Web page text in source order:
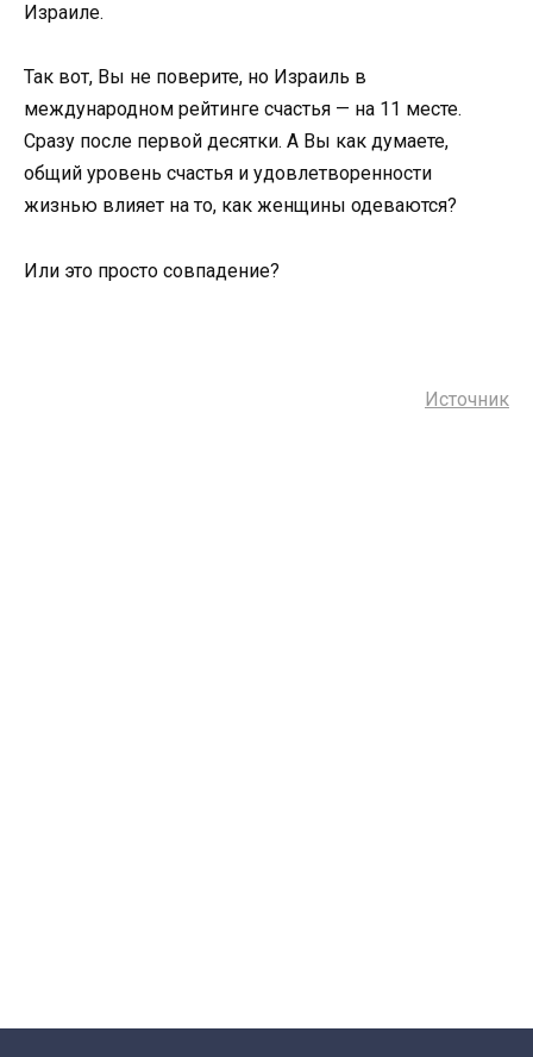
Израиле.
Так вот, Вы не поверите, но Израиль в
международном рейтинге счастья — на 11 месте.
Сразу после первой десятки. А Вы как думаете,
общий уровень счастья и удовлетворенности
жизнью влияет на то, как женщины одеваются?
Или это просто совпадение?
Источник